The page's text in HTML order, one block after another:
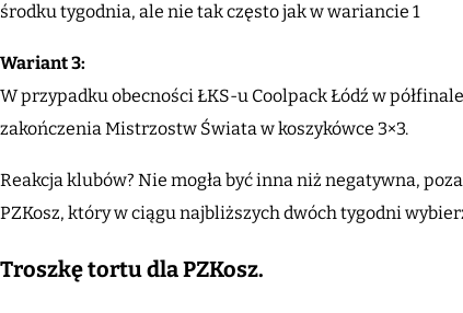
środku tygodnia, ale nie tak często jak w wariancie 1
Wariant 3:
W przypadku obecności ŁKS-u Coolpack Łódź w
zakończenia Mistrzostw Świata w koszykówce 3×3.
Reakcja klubów? Nie mogła być inna niż negatywna,
PZKosz, który w ciągu najbliższych dwóch tygodni
Troszkę tortu dla PZKosz.